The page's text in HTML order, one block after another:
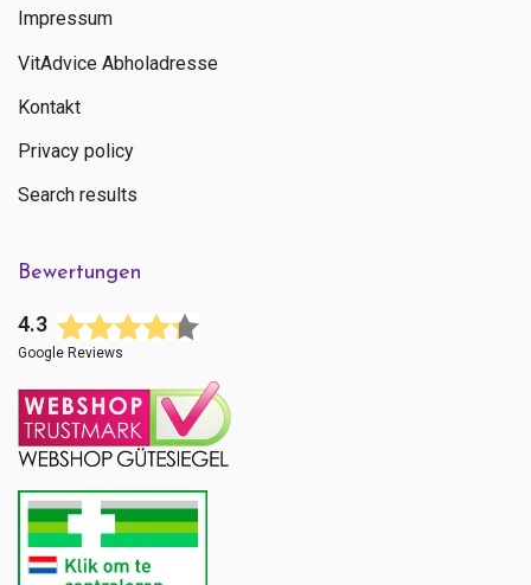
Impressum
VitAdvice Abholadresse
Kontakt
Privacy policy
Search results
Bewertungen
4.3
Google Reviews